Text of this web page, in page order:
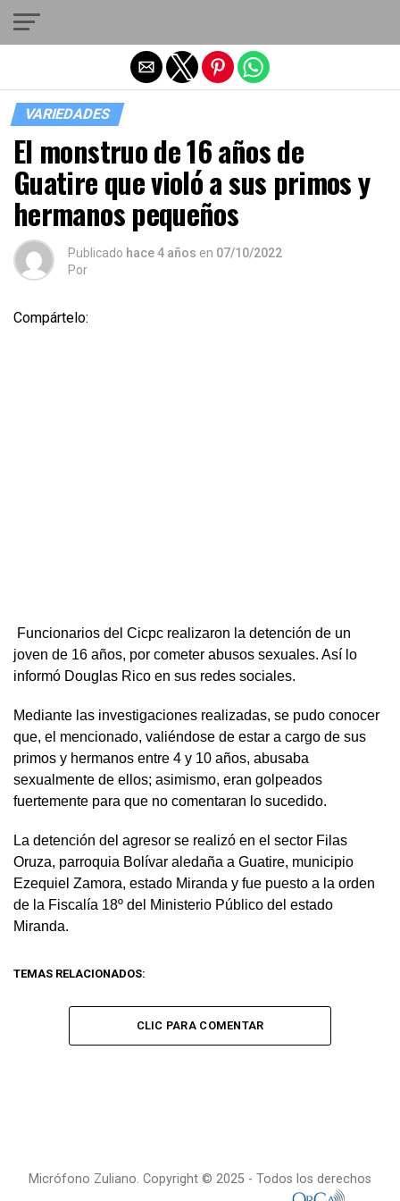
VARIEDADES
El monstruo de 16 años de
Guatire que violó a sus primos y
hermanos pequeños
Publicado hace 4 años en 07/10/2022
Por
Compártelo:
Funcionarios del Cicpc realizaron la detención de un
joven de 16 años, por cometer abusos sexuales. Así lo
informó Douglas Rico en sus redes sociales.
Mediante las investigaciones realizadas, se pudo conocer
que, el mencionado, valiéndose de estar a cargo de sus
primos y hermanos entre 4 y 10 años, abusaba
sexualmente de ellos; asimismo, eran golpeados
fuertemente para que no comentaran lo sucedido.
La detención del agresor se realizó en el sector Filas
Oruza, parroquia Bolívar aledaña a Guatire, municipio
Ezequiel Zamora, estado Miranda y fue puesto a la orden
de la Fiscalía 18º del Ministerio Público del estado
Miranda.
TEMAS RELACIONADOS:
CLIC PARA COMENTAR
Micrófono Zuliano. Copyright © 2025 - Todos los derechos